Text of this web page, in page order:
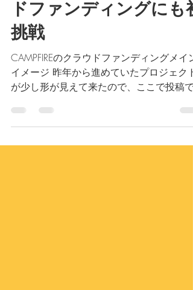
ペースを準備中！クラウ
ドファンディングにも初
挑戦
CAMPFIREのクラウドファンディングメイン
が少し形が見えて来たので、ここで投稿で
す。 2月末に物販の店舗があるビル4階の
3LDKの物件の賃貸契約を終え、 3月から少